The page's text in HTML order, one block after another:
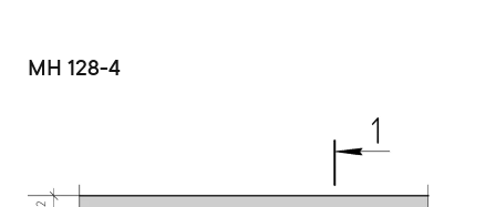
МН 128-4